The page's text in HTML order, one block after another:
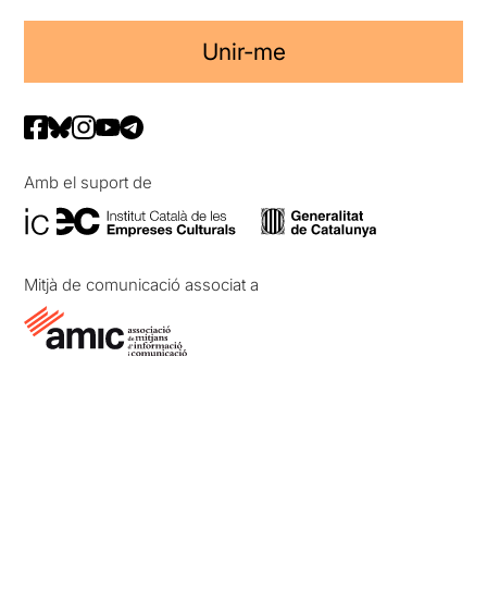
Unir-me
Amb el suport de
Mitjà de comunicació associat a